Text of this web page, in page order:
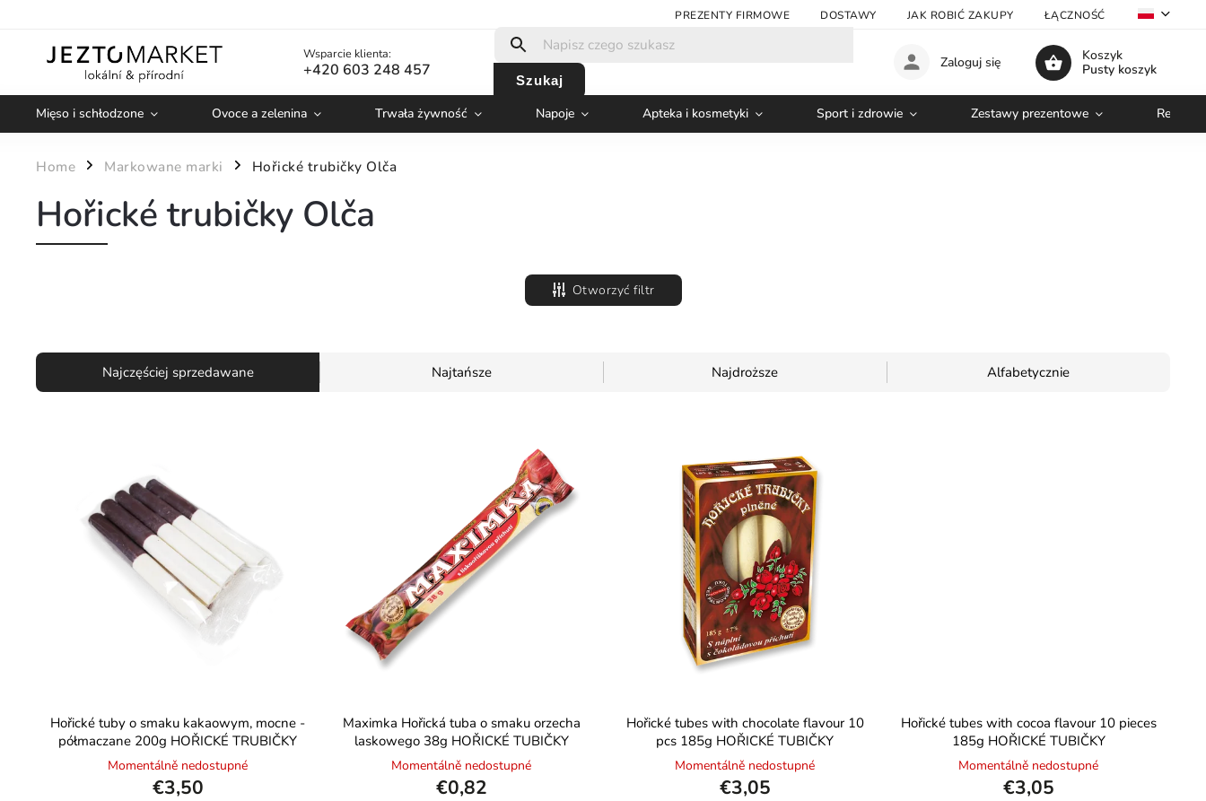
PREZENTY FIRMOWE DOSTAWY JAK ROBIĆ ZAKUPY ŁĄCZNOŚĆ
Wsparcie klienta:
+420 603 248 457
Szukaj
Koszyk
Pusty koszyk
Zaloguj się
Mięso i schłodzone Ovoce a zelenina Trwała żywność Napoje Apteka i kosmetyki Sport i zdrowie Zestawy prezentowe Relaks i
Home / Markowane marki / Hořické trubičky Olča
Hořické trubičky Olča
Otworzyć filtr
Najczęściej sprzedawane Najtańsze Najdroższe Alfabetycznie
Hořické tuby o smaku kakaowym, mocne -
półmaczane 200g HOŘICKÉ TRUBIČKY
Momentálně nedostupné
€3,50
Maximka Hořická tuba o smaku orzecha
laskowego 38g HOŘICKÉ TUBIČKY
Momentálně nedostupné
€0,82
Hořické tubes with chocolate flavour 10
pcs 185g HOŘICKÉ TUBIČKY
Momentálně nedostupné
€3,05
Hořické tubes with cocoa flavour 10 pieces
185g HOŘICKÉ TUBIČKY
Momentálně nedostupné
€3,05